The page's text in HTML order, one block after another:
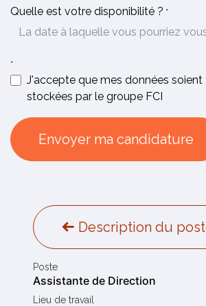
Quelle est votre disponibilité ? *
*
J'accepte que mes données soient
stockées par le groupe FCI
Envoyer ma candidature
Description du
Poste
Assistante de Direction
Lieu de travail